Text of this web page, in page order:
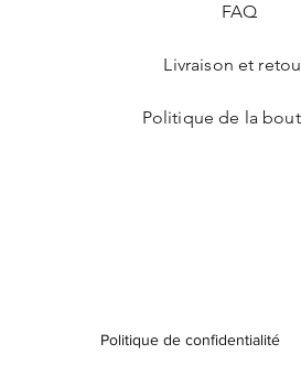
FAQ
Livraison et
Politique de la
Politique de confidentialité